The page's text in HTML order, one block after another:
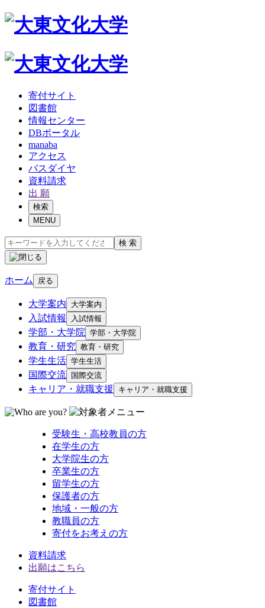
寄付サイト
図書館
情報センター
DBポータル
manaba
アクセス
バスダイヤ
資料請求
出 願
検索
MENU
検 索
ホーム 戻る
大学案内 大学案内
入試情報 入試情報
学部・大学院 学部・大学院
教育・研究 教育・研究
学生生活 学生生活
国際交流 国際交流
キャリア・就職支援 キャリア・就職支援
受験生・高校教員の方
在学生の方
大学院生の方
卒業生の方
留学生の方
保護者の方
地域・一般の方
教職員の方
寄付をお考えの方
資料請求
出願はこちら
寄付サイト
図書館